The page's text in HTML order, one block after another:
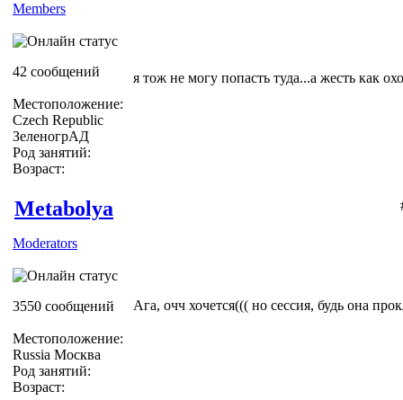
Members
42 сообщений
Местоположение:
Czech Republic
ЗеленогрАД
Род занятий:
Возраст:
я тож не могу попасть туда...а жесть как
Metabolya
Moderators
3550 сообщений
Местоположение:
Russia Москва
Род занятий:
Возраст:
Ага, очч хочется((( но сессия, будь она